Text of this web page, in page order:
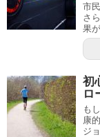
市
さ
果
初
ロ
も
康
ジ